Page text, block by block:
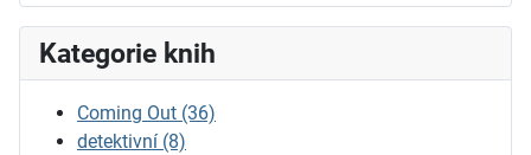
Kategorie knih
Coming Out (36)
detektivní (8)